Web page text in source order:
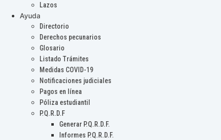
Lazos
Ayuda
Directorio
Derechos pecunarios
Glosario
Listado Trámites
Medidas COVID-19
Notificaciones judiciales
Pagos en línea
Póliza estudiantil
P.Q.R.D.F
Generar P.Q.R.D.F.
Informes P.Q.R.D.F.